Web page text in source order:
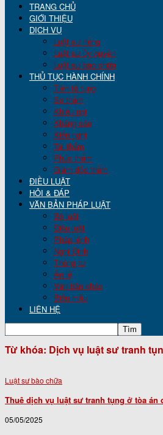
TRANG CHỦ
GIỚI THIỆU
DỊCH VỤ
Luật sư riêng
Luật sư ủy quyền
Luật sư bào chữa
THỦ TỤC HÀNH CHÍNH
Tiền tố tụng
Sơ thẩm
Khiếu nại
Kháng cáo
Kiến nghị
Tái thẩm
Phúc thẩm
Giám đốc thẩm
ĐIỀU LUẬT
HỎI & ĐÁP
VĂN BẢN PHÁP LUẬT
Bộ luật
Điều luật
Pháp lệnh
Nghị Định
Thông tư
Án lệ
Văn bản khác
Biểu mẫu
LIÊN HỆ
Từ khóa: Dịch vụ luật sư tranh
Luật sư bào chữa
Thuê dịch vụ luật sư tranh tụng ở tòa án
05/05/2025